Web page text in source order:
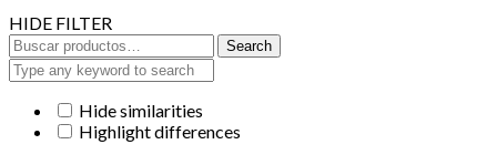
HIDE FILTER
Search
for:
Search
Hide similarities
Highlight differences